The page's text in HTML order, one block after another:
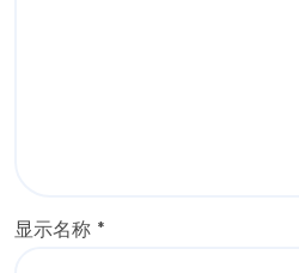
显示名称 *